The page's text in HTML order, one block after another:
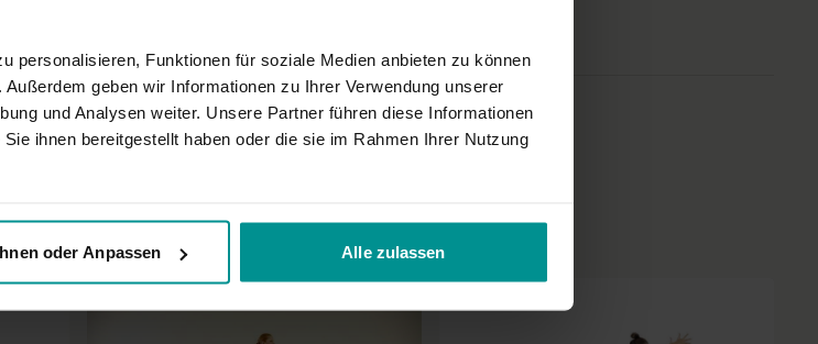
personalisieren, Funktionen für soziale Medien anbieten zu können
geben wir Informationen zu Ihrer Verwendung unserer
und Analysen weiter. Unsere Partner führen diese Informationen
ihnen bereitgestellt haben oder die sie im Rahmen Ihrer Nutzung
oder Anpassen Alle zulassen
für die gute Qualität des Videos.